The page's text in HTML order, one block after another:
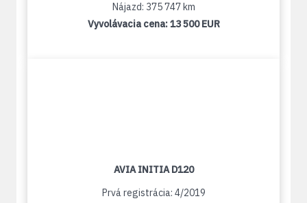
Nájazd: 375 747 km
Vyvolávacia cena:13 500 EUR
AVIA INITIA D120
Prvá registrácia: 4/2019